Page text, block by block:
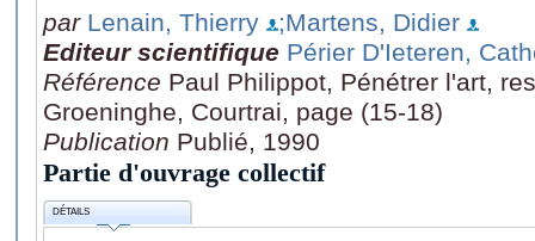
par Lenain, Thierry
;Martens, Didier
Editeur scientifique Périer D'Ieteren,
Référence Paul Philippot, Pénétrer l'art,
Groeninghe, Courtrai, page (15-18)
Publication Publié, 1990
Partie d'ouvrage collectif
DÉTAILS